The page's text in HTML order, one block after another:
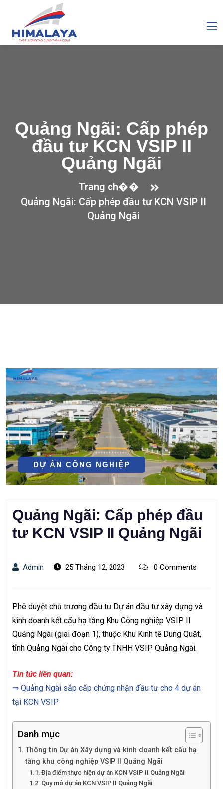
Quảng Ngãi: Cấp phép
đầu tư KCN VSIP II
Quảng Ngãi
Trang ch��
Quảng Ngãi: Cấp phép đầu tư KCN VSIP II
Quảng Ngãi
DỰ ÁN CÔNG NGHIỆP
Quảng Ngãi: Cấp phép đầu
tư KCN VSIP II Quảng Ngãi
Admin 25 Tháng 12, 2023 0 Comments
Phê duyệt chủ trương đầu tư Dự án đầu tư xây dựng và
kinh doanh kết cấu hạ tầng Khu Công nghiệp VSIP II
Quảng Ngãi (giai đoạn 1), thuộc Khu Kinh tế Dung Quất,
tỉnh Quảng Ngãi cho Công ty TNHH VSIP Quảng Ngãi.
Tin tức liên quan:
⇒ Quảng Ngãi sắp cấp chứng nhận đầu tư cho 4 dự án
tại KCN VSIP
Danh mục
Thông tin Dự án Xây dựng và kinh doanh kết cấu hạ
tầng khu công nghiệp VSIP II Quảng Ngãi
Địa điểm thực hiện dự án KCN VSIP II Quảng Ngãi
Quy mô dự án KCN VSIP II Quảng Ngãi